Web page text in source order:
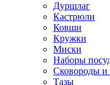
Дуршлаг
Кастрюли
Ковши
Кружки
Миски
Наборы
Сковороды и
Тазы